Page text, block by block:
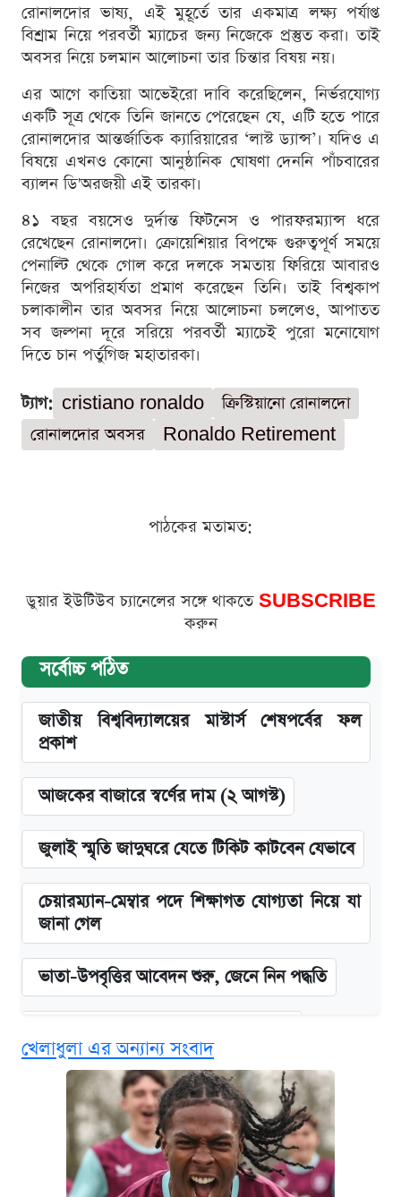
রোনালদোর ভাষ্য, এই মুহূর্তে তার একমাত্র লক্ষ্য পর্যাপ্ত
বিশ্রাম নিয়ে পরবর্তী ম্যাচের জন্য নিজেকে প্রস্তুত করা। তাই
অবসর নিয়ে চলমান আলোচনা তার চিন্তার বিষয় নয়।
এর আগে কাতিয়া আভেইরো দাবি করেছিলেন, নির্ভরযোগ্য
একটি সূত্র থেকে তিনি জানতে পেরেছেন যে, এটি হতে পারে
রোনালদোর আন্তর্জাতিক ক্যারিয়ারের ‘লাস্ট ড্যান্স’। যদিও এ
বিষয়ে এখনও কোনো আনুষ্ঠানিক ঘোষণা দেননি পাঁচবারের
ব্যালন ডি'অরজয়ী এই তারকা।
৪১ বছর বয়সেও দুর্দান্ত ফিটনেস ও পারফরম্যান্স ধরে
রেখেছেন রোনালদো। ক্রোয়েশিয়ার বিপক্ষে গুরুত্বপূর্ণ সময়ে
পেনাল্টি থেকে গোল করে দলকে সমতায় ফিরিয়ে আবারও
নিজের অপরিহার্যতা প্রমাণ করেছেন তিনি। তাই বিশ্বকাপ
চলাকালীন তার অবসর নিয়ে আলোচনা চললেও, আপাতত
সব জল্পনা দূরে সরিয়ে পরবর্তী ম্যাচেই পুরো মনোযোগ
দিতে চান পর্তুগিজ মহাতারকা।
ট্যাগ: cristiano ronaldo
ক্রিস্টিয়ানো রোনালদো
রোনালদোর অবসর
Ronaldo Retirement
পাঠকের মতামত:
ডুয়ার ইউটিউব চ্যানেলের সঙ্গে থাকতে SUBSCRIBE
করুন
সর্বোচ্চ পঠিত
জাতীয় বিশ্ববিদ্যালয়ের মাস্টার্স শেষপর্বের ফল
প্রকাশ
আজকের বাজারে স্বর্ণের দাম (২ আগস্ট)
জুলাই স্মৃতি জাদুঘরে যেতে টিকিট কাটবেন যেভাবে
চেয়ারম্যান-মেম্বার পদে শিক্ষাগত যোগ্যতা নিয়ে যা
জানা গেল
ভাতা-উপবৃত্তির আবেদন শুরু, জেনে নিন পদ্ধতি
‘গুলশানের চামেলি’ তে যৌনকর্মীর দালাল অ্যাডলফ
আজ শুক্রবার রাজধানীর যেসব মার্কেট-দোকানপাট
খেলাধুলা এর অন্যান্য সংবাদ